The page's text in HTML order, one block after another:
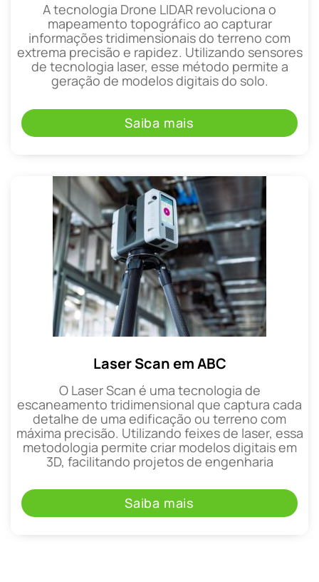
A tecnologia Drone LIDAR revoluciona o
mapeamento topográfico ao capturar
informações tridimensionais do terreno com
extrema precisão e rapidez. Utilizando sensores
de tecnologia laser, esse método permite a
geração de modelos digitais do solo.
Saiba mais
Laser Scan em ABC
O Laser Scan é uma tecnologia de
escaneamento tridimensional que captura cada
detalhe de uma edificação ou terreno com
máxima precisão. Utilizando feixes de laser, essa
metodologia permite criar modelos digitais em
3D, facilitando projetos de engenharia
Saiba mais